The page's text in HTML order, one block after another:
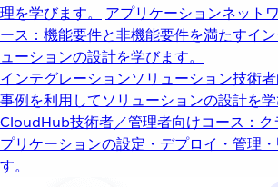
理を学びます。
アプリケーションネット
ース：機能要件と非機能要件を満たすイ
ューションの設計を学びます。
インテグレーションソリューション技術
事例を利用してソリューションの設計を学
CloudHub技術者／管理者向けコース：
プリケーションの設定・デプロイ・管理
す。